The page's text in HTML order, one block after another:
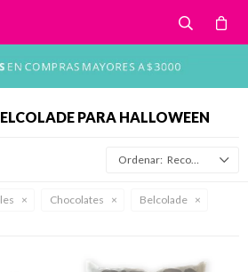
PARA HALLOWEEN
Recomendados
Chocolates
Belcolade